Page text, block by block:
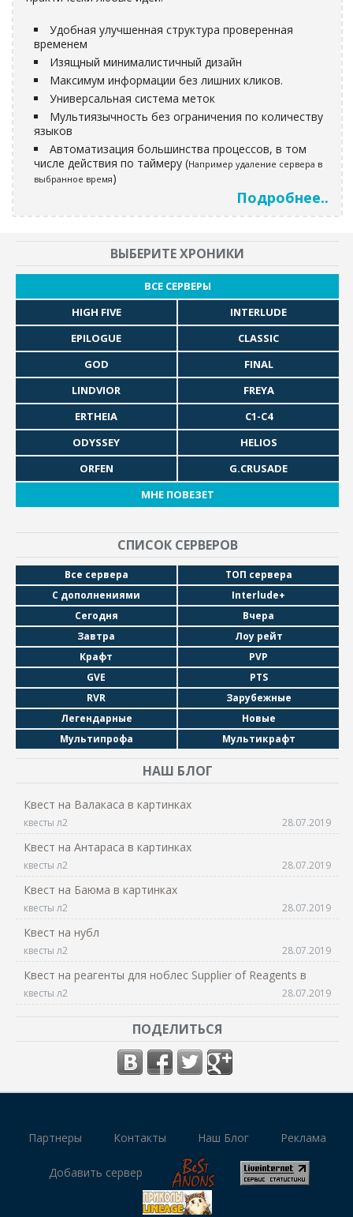
Удобная улучшенная структура проверенная
временем
Изящный минималистичный дизайн
Максимум информации без лишних кликов.
Универсальная система меток
Мультиязычность без ограничения по количеству
языков
Автоматизация большинства процессов, в том
числе действия по таймеру (Например удаление сервера в
выбранное время)
Подробнее..
ВЫБЕРИТЕ ХРОНИКИ
ВСЕ СЕРВЕРЫ
HIGH FIVE
INTERLUDE
EPILOGUE
CLASSIC
GOD
FINAL
LINDVIOR
FREYA
ERTHEIA
C1-C4
ODYSSEY
HELIOS
ORFEN
G.CRUSADE
МНЕ ПОВЕЗЕТ
СПИСОК СЕРВЕРОВ
Все сервера
ТОП сервера
С дополнениями
Interlude+
Сегодня
Вчера
Завтра
Лоу рейт
Крафт
PVP
GVE
PTS
RVR
Зарубежные
Легендарные
Новые
Мультипрофа
Мультикрафт
НАШ БЛОГ
Квест на Валакаса в картинках
квесты л2 28.07.2019
Квест на Антараса в картинках
квесты л2 28.07.2019
Квест на Баюма в картинках
квесты л2 28.07.2019
Квест на нубл
квесты л2 28.07.2019
Квест на реагенты для ноблес Supplier of Reagents в
квесты л2 28.07.2019
ПОДЕЛИТЬСЯ
Партнеры Контакты Наш Блог Реклама
Добавить сервер